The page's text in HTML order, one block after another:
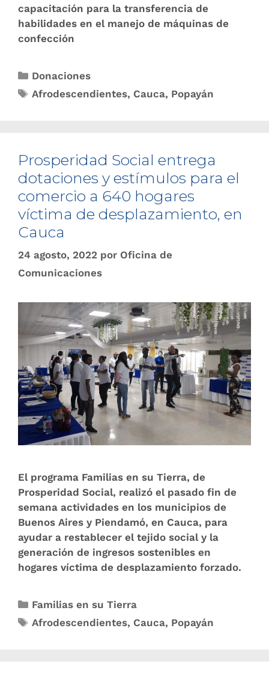
capacitación para la transferencia de
habilidades en el manejo de máquinas de
confección
Donaciones
Afrodescendientes, Cauca, Popayán
Prosperidad Social entrega
dotaciones y estímulos para el
comercio a 640 hogares
víctima de desplazamiento, en
Cauca
24 agosto, 2022 por Oficina de
Comunicaciones
El programa Familias en su Tierra, de
Prosperidad Social, realizó el pasado fin de
semana actividades en los municipios de
Buenos Aires y Piendamó, en Cauca, para
ayudar a restablecer el tejido social y la
generación de ingresos sostenibles en
hogares víctima de desplazamiento forzado.
Familias en su Tierra
Afrodescendientes, Cauca, Popayán